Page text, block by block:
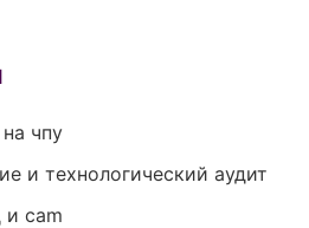
чпу
и технологический аудит
и cam